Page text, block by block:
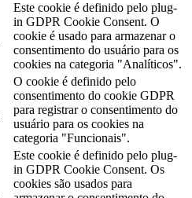
Este cookie é definido pelo plug-
in GDPR Cookie Consent. O
cookie é usado para armazenar o
consentimento do usuário para os
cookies na categoria "Analíticos".
O cookie é definido pelo
consentimento do cookie GDPR
para registrar o consentimento do
usuário para os cookies na
categoria "Funcionais".
Este cookie é definido pelo plug-
in GDPR Cookie Consent. Os
cookies são usados ​​para